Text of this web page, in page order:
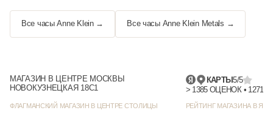
Все часы Anne Klein → Все часы Anne Klein Metals →
МАГАЗИН В ЦЕНТРЕ МОСКВЫ
НОВОКУЗНЕЦКАЯ 18С1
ФЛАГМАНСКИЙ МАГАЗИН В ЦЕНТРЕ СТОЛИЦЫ
КАРТЫ5/5
РЕЙТИНГ МАГАЗИНА В